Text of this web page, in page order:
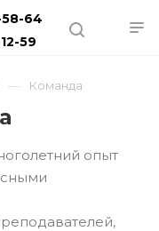
64
59
Команда
опыт